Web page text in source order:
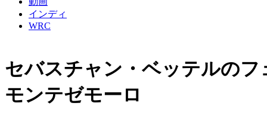
インディ
WRC
セバスチャン・ベッテルの
モンテゼモーロ